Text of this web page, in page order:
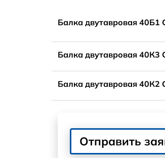
Балка двутавровая 40Б1
Балка двутавровая 40К3
Балка двутавровая 40К2
Отправить